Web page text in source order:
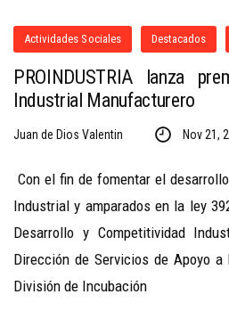
Actividades Sociales Destacados
PROINDUSTRIA lanza
Industrial Manufacturero
Juan de Dios Valentin Nov 21,
Con el fin de fomentar el
Industrial y amparados en la ley
Desarrollo y Competitividad
Dirección de Servicios de Apoyo
División de Incubación